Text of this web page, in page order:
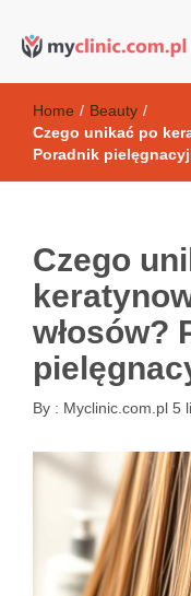
Kosmetyki
Home / Beauty /
Czego unikać po
Poradnik
Czego
włosów?
By : Myclinic.com.pl 5